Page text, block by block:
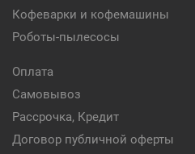
Кофеварки и кофемашины
Роботы-пылесосы
Оплата
Самовывоз
Рассрочка, Кредит
Договор публичной оферты